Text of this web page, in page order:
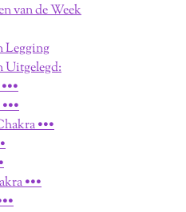
van de Week
Legging
Uitgelegd:
•••
•••